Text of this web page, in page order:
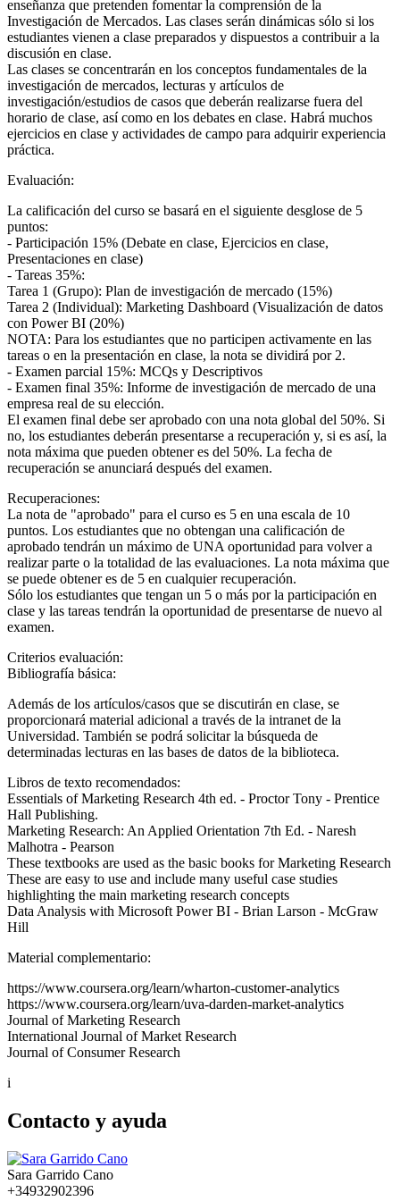
enseñanza que pretenden fomentar la comprensión de la
Investigación de Mercados. Las clases serán dinámicas sólo si los
estudiantes vienen a clase preparados y dispuestos a contribuir a la
discusión en clase.
Las clases se concentrarán en los conceptos fundamentales de la
investigación de mercados, lecturas y artículos de
investigación/estudios de casos que deberán realizarse fuera del
horario de clase, así como en los debates en clase. Habrá muchos
ejercicios en clase y actividades de campo para adquirir experiencia
práctica.
Evaluación:
La calificación del curso se basará en el siguiente desglose de 5
puntos:
- Participación 15% (Debate en clase, Ejercicios en clase,
Presentaciones en clase)
- Tareas 35%:
Tarea 1 (Grupo): Plan de investigación de mercado (15%)
Tarea 2 (Individual): Marketing Dashboard (Visualización de datos
con Power BI (20%)
NOTA: Para los estudiantes que no participen activamente en las
tareas o en la presentación en clase, la nota se dividirá por 2.
- Examen parcial 15%: MCQs y Descriptivos
- Examen final 35%: Informe de investigación de mercado de una
empresa real de su elección.
El examen final debe ser aprobado con una nota global del 50%. Si
no, los estudiantes deberán presentarse a recuperación y, si es así, la
nota máxima que pueden obtener es del 50%. La fecha de
recuperación se anunciará después del examen.
Recuperaciones:
La nota de "aprobado" para el curso es 5 en una escala de 10
puntos. Los estudiantes que no obtengan una calificación de
aprobado tendrán un máximo de UNA oportunidad para volver a
realizar parte o la totalidad de las evaluaciones. La nota máxima que
se puede obtener es de 5 en cualquier recuperación.
Sólo los estudiantes que tengan un 5 o más por la participación en
clase y las tareas tendrán la oportunidad de presentarse de nuevo al
examen.
Criterios evaluación:
Bibliografía básica:
Además de los artículos/casos que se discutirán en clase, se
proporcionará material adicional a través de la intranet de la
Universidad. También se podrá solicitar la búsqueda de
determinadas lecturas en las bases de datos de la biblioteca.
Libros de texto recomendados:
Essentials of Marketing Research 4th ed. - Proctor Tony - Prentice
Hall Publishing.
Marketing Research: An Applied Orientation 7th Ed. - Naresh
Malhotra - Pearson
These textbooks are used as the basic books for Marketing Research
These are easy to use and include many useful case studies
highlighting the main marketing research concepts
Data Analysis with Microsoft Power BI - Brian Larson - McGraw
Hill
Material complementario:
https://www.coursera.org/learn/wharton-customer-analytics
https://www.coursera.org/learn/uva-darden-market-analytics
Journal of Marketing Research
International Journal of Market Research
Journal of Consumer Research
i
Contacto y ayuda
Sara Garrido Cano
+34932902396